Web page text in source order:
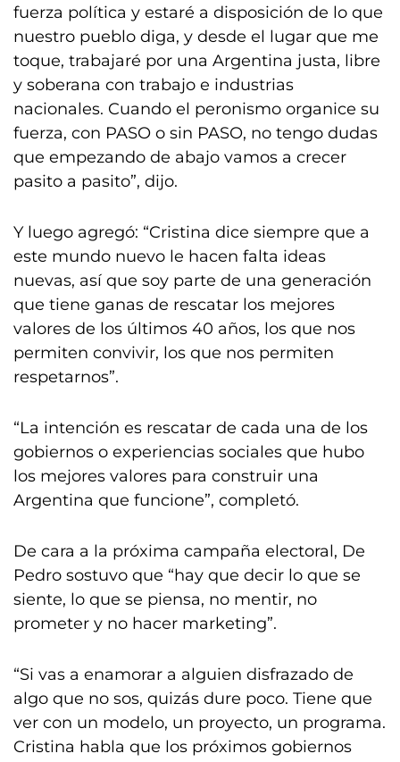
fuerza política y estaré a disposición de lo que
nuestro pueblo diga, y desde el lugar que me
toque, trabajaré por una Argentina justa, libre
y soberana con trabajo e industrias
nacionales. Cuando el peronismo organice su
fuerza, con PASO o sin PASO, no tengo dudas
que empezando de abajo vamos a crecer
pasito a pasito”, dijo.
Y luego agregó: “Cristina dice siempre que a
este mundo nuevo le hacen falta ideas
nuevas, así que soy parte de una generación
que tiene ganas de rescatar los mejores
valores de los últimos 40 años, los que nos
permiten convivir, los que nos permiten
respetarnos”.
“La intención es rescatar de cada una de los
gobiernos o experiencias sociales que hubo
los mejores valores para construir una
Argentina que funcione”, completó.
De cara a la próxima campaña electoral, De
Pedro sostuvo que “hay que decir lo que se
siente, lo que se piensa, no mentir, no
prometer y no hacer marketing”.
“Si vas a enamorar a alguien disfrazado de
algo que no sos, quizás dure poco. Tiene que
ver con un modelo, un proyecto, un programa.
Cristina habla que los próximos gobiernos